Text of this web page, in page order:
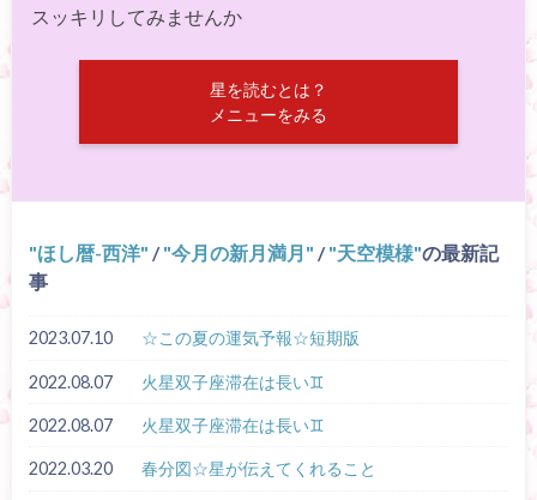
スッキリしてみませんか
星を読むとは？
メニューをみる
ほし暦-西洋 / 今月の新月満月 / 天空模様 の最新記
事
2023.07.10 ☆この夏の運気予報☆短期版
2022.08.07 火星双子座滞在は長い♊
2022.08.07 火星双子座滞在は長い♊
2022.03.20 春分図☆星が伝えてくれること